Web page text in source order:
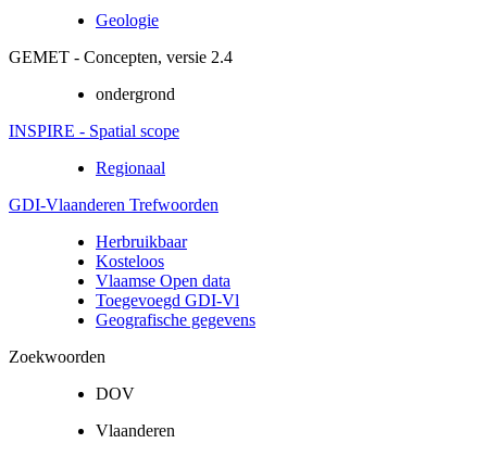
Geologie
GEMET - Concepten, versie 2.4
ondergrond
INSPIRE - Spatial scope
Regionaal
GDI-Vlaanderen Trefwoorden
Herbruikbaar
Kosteloos
Vlaamse Open data
Toegevoegd GDI-Vl
Geografische gegevens
Zoekwoorden
DOV
Vlaanderen